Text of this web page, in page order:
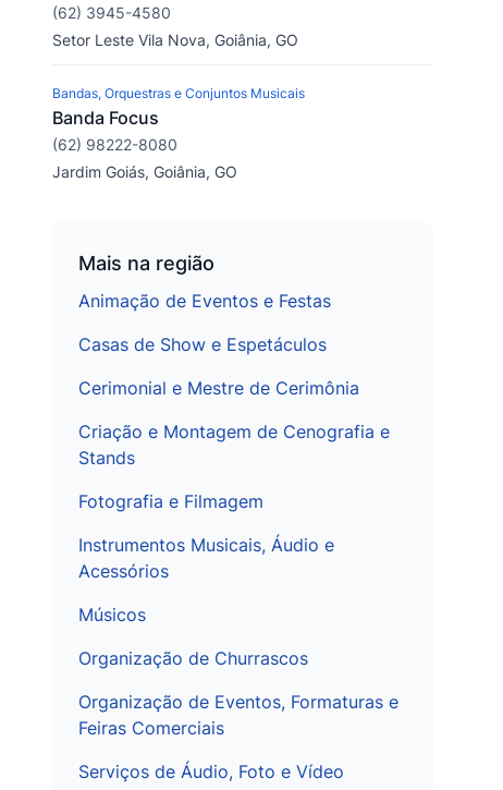
(62) 3945-4580
Setor Leste Vila Nova, Goiânia, GO
Bandas, Orquestras e Conjuntos Musicais
Banda Focus
(62) 98222-8080
Jardim Goiás, Goiânia, GO
Mais na região
Animação de Eventos e Festas
Casas de Show e Espetáculos
Cerimonial e Mestre de Cerimônia
Criação e Montagem de Cenografia e
Stands
Fotografia e Filmagem
Instrumentos Musicais, Áudio e
Acessórios
Músicos
Organização de Churrascos
Organização de Eventos, Formaturas e
Feiras Comerciais
Serviços de Áudio, Foto e Vídeo